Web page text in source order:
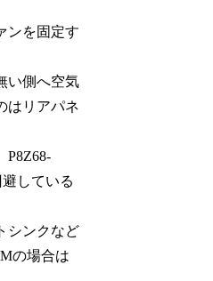
ンを固定す
い側へ空気
はリアパネ
P8Z68-
している
シンクなど
の場合は